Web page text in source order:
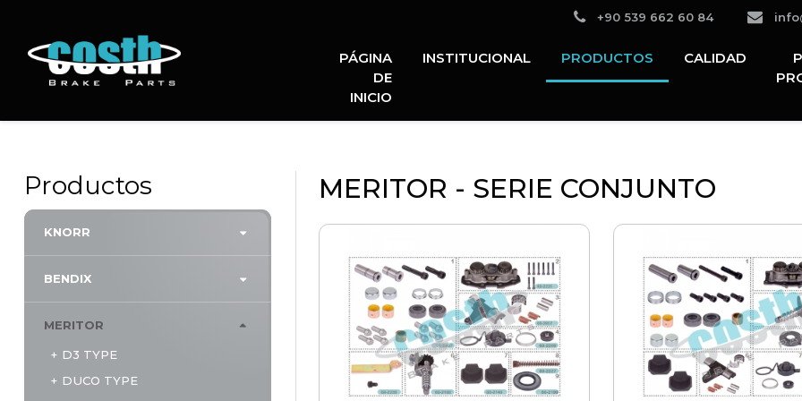
Piezas de Freno Costh
PÁGINA
DE
INICIO
INSTITUCIONAL PRODUCTOS CALIDAD
Teléfono:
+90 539 662 60 84
MERITOR - SERIE CONJUNTO
Productos
KNORR
BENDIX
MERITOR
D3 TYPE
DUCO TYPE